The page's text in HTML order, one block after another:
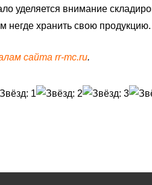
уделяется внимание
негде хранить свою продукцию.
сайта rr-mc.ru.